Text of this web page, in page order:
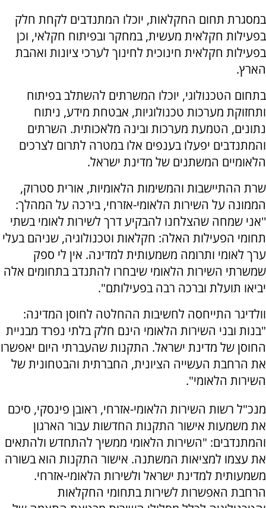
במסגרת תחום החקלאות, יוכלו המתנדבים לקחת חלק
בפעילות חקלאית מעשית, במחקר ובפיתוח חקלאי, וכן
בפעילות חקלאית חינוכית לחינוך לערכי ציונות ואהבת
הארץ.
בתחום הטכנולוגי, יוכלו המשרתים להשתלב בפיתוח
ותחזוקת מערכות טכנולוגיות, אבטחת מידע, ניתוח
נתונים, הטמעת מערכות ובינה מלאכותית. השרתים
והמתנדבים יפעלו בענפים אלו במטרה לתרום לצרכים
הלאומיים המשתנים של מדינת ישראל.
שרת ההתיישבות והמשימות הלאומיות, אורית סטרוק,
הממונה על השירות הלאומי-אזרחי, בירכה על המהלך:
''אני שמחה שהצלחנו להבקיע דרך לשירות לאומי בשתי
תחומי הפעילות האלה: חקלאות וטכנולוגיה, שניהם בעלי
ערך לאומי ותרומה משמעותית למדינה. אין לי ספק
שמשרתי השירות הלאומי שיבחרו להתנדב בתחומים אלה
יביאו תועלת וברכה רבה בפעילותם".
וולדיגר התייחסה לחשיבות ההחלטה לחוסן המדינה:
"בנות ובני השירות הלאומי הינם חלק בלתי נפרד מבניית
החוסן של מדינת ישראל. התקנות שהעברתי היום יאפשרו
את הרחבת העשייה הציונית, החברתית והבטחונית של
השירות הלאומי".
מנכ"ל רשות השירות הלאומי-אזרחי, ראובן פינסקי, סיכם
את משמעות אישור התקנות החדשות עבור הארגון
והמתנדבים: "השירות הלאומי ממשיך להתחדש ולהתאים
את עצמו למציאות המשתנה. אישור התקנות הוא בשורה
משמעותית למדינת ישראל ולשירות הלאומי-אזרחי.
הרחבת האפשרות לשירות בתחומי החקלאות